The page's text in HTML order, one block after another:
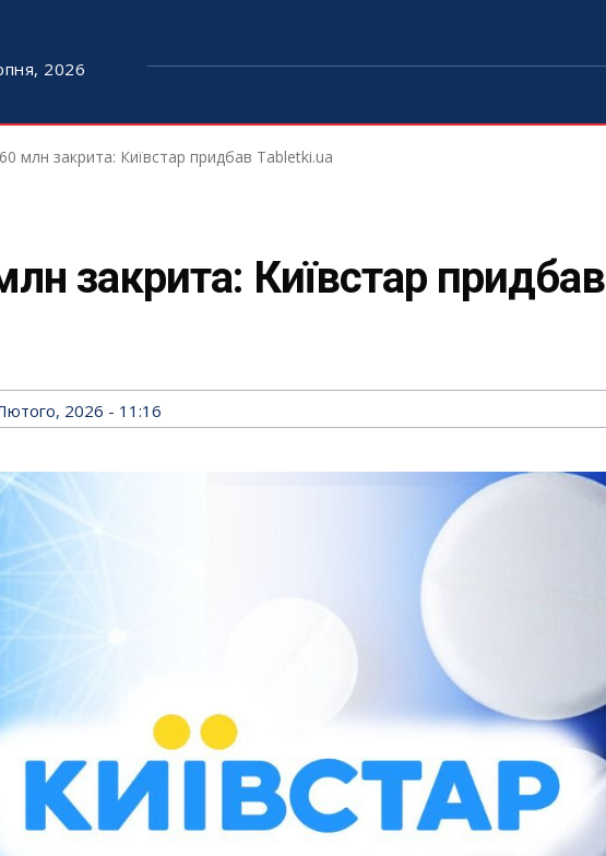
2026
млн закрита: Київстар придбав Tabletki.ua
закрита: Київстар придбав
2026 - 11:16